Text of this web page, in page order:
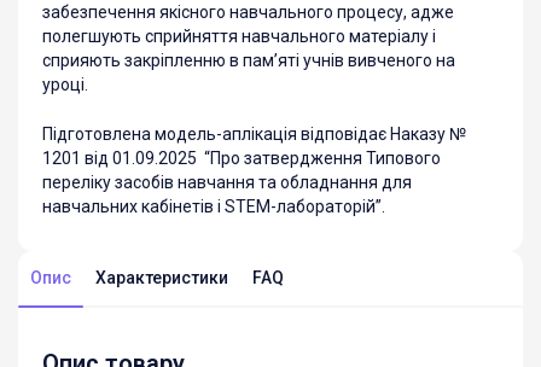
забезпечення якісного навчального процесу, адже
полегшують сприйняття навчального матеріалу і
сприяють закріпленню в пам’яті учнів вивченого на
уроці.
Підготовлена модель-аплікація відповідає Наказу №
1201 від 01.09.2025 “Про затвердження Типового
переліку засобів навчання та обладнання для
навчальних кабінетів і STEM-лабораторій”.
Опис Характеристики FAQ